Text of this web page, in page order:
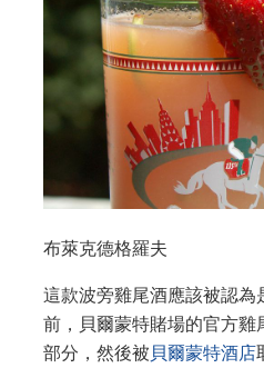
布萊克德格羅夫
這款波旁雞尾酒應該被認為
前，貝爾蒙特賭場的官方
部分，然後被 貝爾蒙特酒店